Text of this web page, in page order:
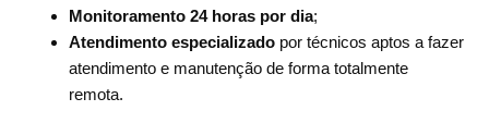
Monitoramento 24 horas por dia;
Atendimento especializado por técnicos aptos a fazer
atendimento e manutenção de forma totalmente
remota.